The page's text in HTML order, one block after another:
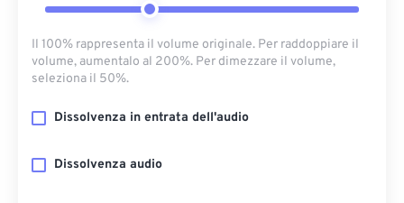
Il 100% rappresenta il volume originale. Per raddoppiare il
volume, aumentalo al 200%. Per dimezzare il volume,
seleziona il 50%.
Dissolvenza in entrata dell'audio
Dissolvenza audio